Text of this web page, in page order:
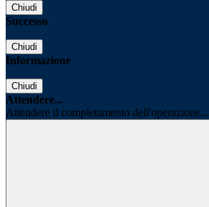
Chiudi
Successo
Chiudi
Informazione
Chiudi
Attendere...
Attendere il completamento dell'operazione...